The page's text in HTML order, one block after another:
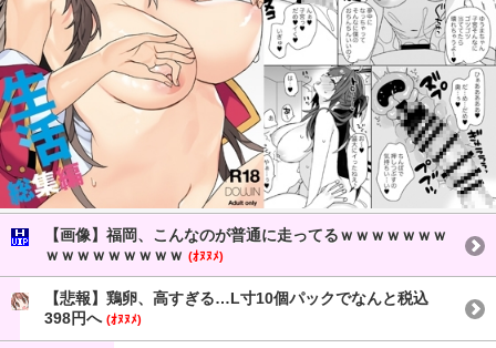
【画像】福岡、こんなのが普通に走ってるｗｗｗｗｗｗｗ
ｗｗｗｗｗｗｗｗｗ (ｵﾇﾇﾒ)
【悲報】鶏卵、高すぎる…L寸10個パックでなんと税込
398円へ (ｵﾇﾇﾒ)